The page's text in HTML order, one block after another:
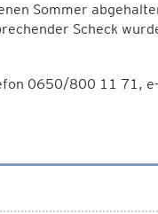
Sommer
Scheck
0650/800 11 71,